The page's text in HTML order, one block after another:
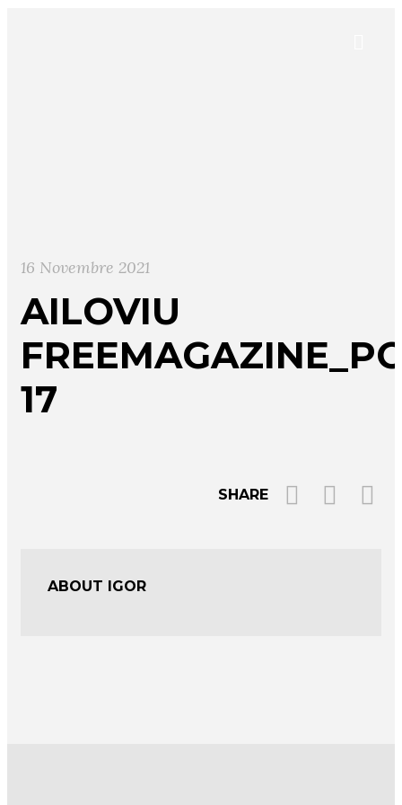
16 Novembre 2021
AILOVIU
17
SHARE
ABOUT IGOR